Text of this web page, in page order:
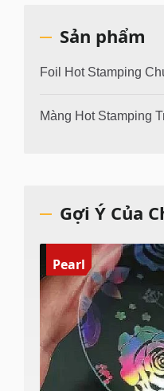
Sản phẩm
Foil Hot Stamping
Màng Hot Stamping
Gợi Ý Của
Pearl